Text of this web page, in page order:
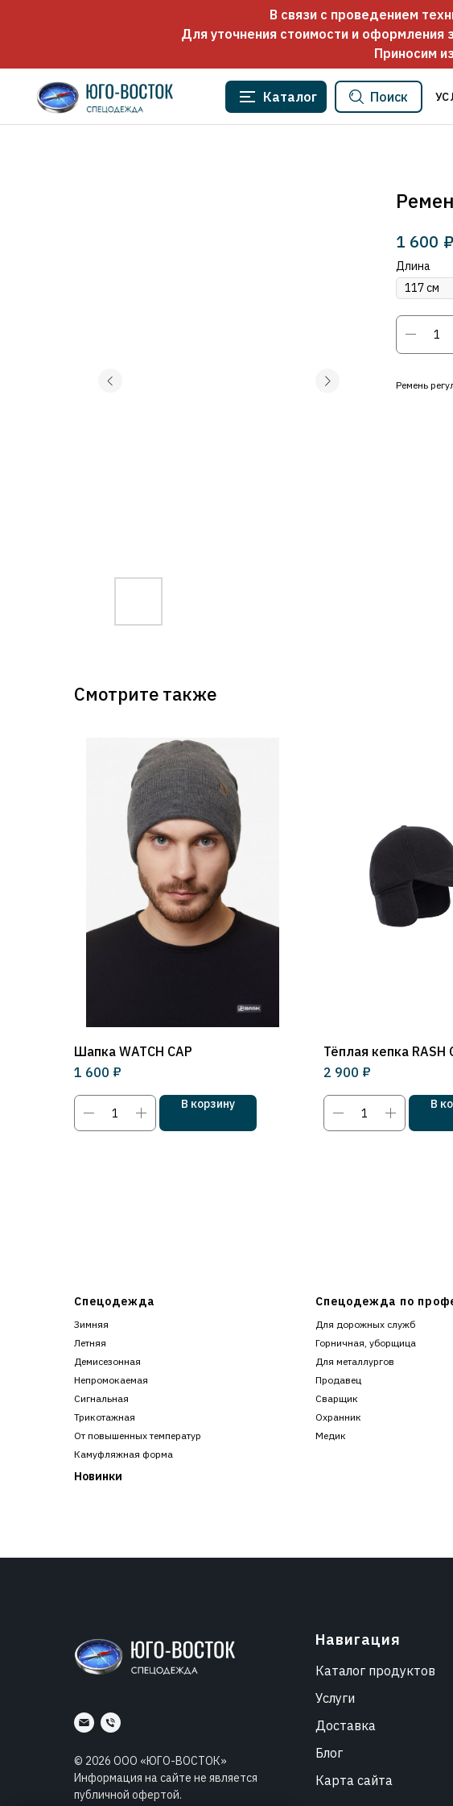
В связи с проведением
Для уточнения стоимости и оформления
Приносим
Каталог Поиск
1 600 ₽
Длина
Ремень
Смотрите также
Шапка WATCH CAP
1 600 ₽
В корзину
Тёплая кепка RASH
2 900 ₽
В
Спецодежда
Зимняя
Летняя
Демисезонная
Непромокаемая
Сигнальная
Трикотажная
От повышенных температур
Камуфляжная форма
Новинки
Спецодежда по
Для дорожных служб
Горничная, уборщица
Для металлургов
Продавец
Сварщик
Охранник
Медик
© 2026 ООО «ЮГО-ВОСТОК»
Информация на сайте не является
публичной офертой.
Навигация
Каталог продуктов
Услуги
Доставка
Блог
Карта сайта